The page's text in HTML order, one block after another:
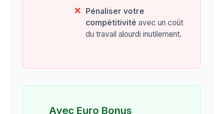
Pénaliser votre
compétitivité avec un coût
du travail alourdi inutilement.
Avec Euro Bonus